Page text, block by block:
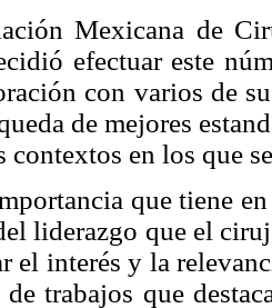
Mexicana de
efectuar este
con varios de
de mejores
contextos en los que
que tiene
liderazgo que el
el interés y la
de trabajos que